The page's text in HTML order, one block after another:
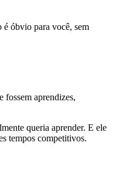
é óbvio para você, sem
fossem aprendizes,
queria aprender. E ele
tempos competitivos.